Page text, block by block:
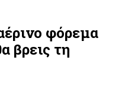
φόρεμα
βρεις τη